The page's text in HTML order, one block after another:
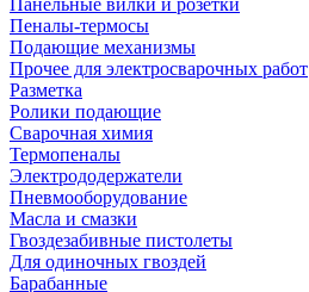
Панельные вилки и розетки
Пеналы-термосы
Подающие механизмы
Прочее для электросварочных работ
Разметка
Ролики подающие
Сварочная химия
Термопеналы
Электрододержатели
Пневмооборудование
Масла и смазки
Гвоздезабивные пистолеты
Для одиночных гвоздей
Барабанные